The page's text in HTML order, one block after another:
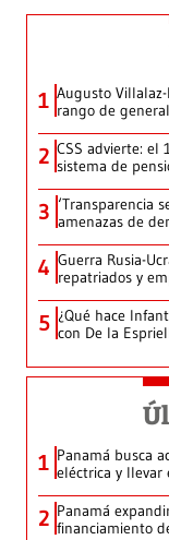
1 Augusto
rango de
2 CSS advierte: el
sistema de
3 ‘Transparencia
amenazas de
4 Guerra Rusia-
repatriados y
5 ¿Qué hace
con De la
1 Panamá busca
eléctrica y llevar
2 Panamá
financiamiento